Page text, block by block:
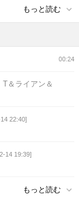
もっと読む
00:24
＆ライアン＆
22:40]
14 19:39]
もっと読む